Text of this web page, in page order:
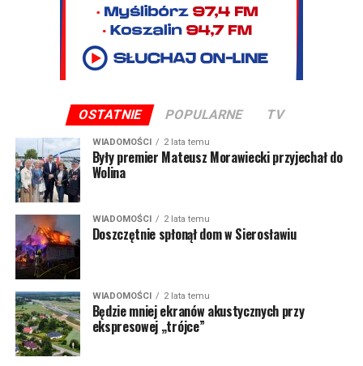
OSTATNIE POPULARNE TV
WIADOMOŚCI 2 lata temu
Były premier Mateusz Morawiecki przyjechał do
Wolina
WIADOMOŚCI 2 lata temu
Doszczętnie spłonął dom w Sierosławiu
WIADOMOŚCI 2 lata temu
Będzie mniej ekranów akustycznych przy
ekspresowej „trójce”